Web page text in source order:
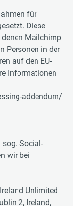
für
Diese
Mailchimp
Personen in der
auf den EU-
Informationen
addendum/
sog. Social-
wir bei
Unlimited
2, Ireland,